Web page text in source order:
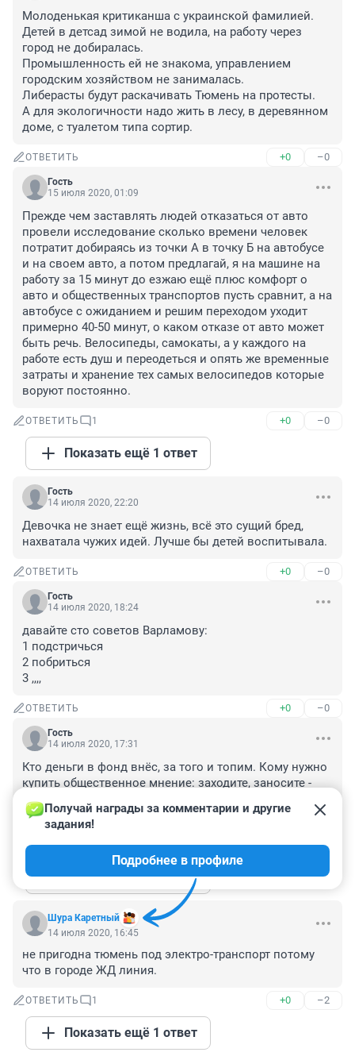
Молоденькая критиканша с украинской фамилией.
Детей в детсад зимой не водила, на работу через
город не добиралась.
Промышленность ей не знакома, управлением
городским хозяйством не занималась.
Либерасты будут раскачивать Тюмень на протесты.
А для экологичности надо жить в лесу, в деревянном
доме, с туалетом типа сортир.
ОТВЕТИТЬ +0 –0
Гость
15 июля 2020, 01:09
Прежде чем заставлять людей отказаться от авто
провели исследование сколько времени человек
потратит добираясь из точки А в точку Б на автобусе
и на своем авто, а потом предлагай, я на машине на
работу за 15 минут до езжаю ещё плюс комфорт о
авто и общественных транспортов пусть сравнит, а на
автобусе с ожиданием и решим переходом уходит
примерно 40-50 минут, о каком отказе от авто может
быть речь. Велосипеды, самокаты, а у каждого на
работе есть душ и переодеться и опять же временные
затраты и хранение тех самых велосипедов которые
воруют постоянно.
ОТВЕТИТЬ 1 +0 –0
Показать ещё 1 ответ
Гость
14 июля 2020, 22:20
Девочка не знает ещё жизнь, всё это сущий бред,
нахватала чужих идей. Лучше бы детей воспитывала.
ОТВЕТИТЬ +0 –0
Гость
14 июля 2020, 18:24
давайте сто советов Варламову:
1 подстричься
2 побриться
3 ,,,,
ОТВЕТИТЬ +0 –0
Гость
14 июля 2020, 17:31
Кто деньги в фонд внёс, за того и топим. Кому нужно
купить общественное мнение: заходите, заносите -
получите пиарные статьи и обработанное население.
Другого смысла у фондов нет.
ОТВЕТИТЬ 1 +0 –0
Показать ещё 1 ответ
Шура Каретный
Получай награды за комментарии и другие
задания!
Подробнее в профиле
14 июля 2020, 16:45
не пригодна тюмень под электро-транспорт потому
что в городе ЖД линия.
ОТВЕТИТЬ 1 +0 –2
Показать ещё 1 ответ